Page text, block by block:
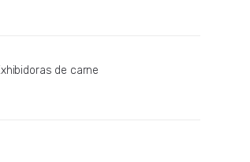
de carne